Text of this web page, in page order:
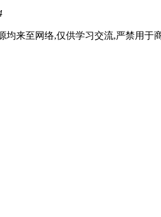
均来至网络,仅供学习交流,严禁用于